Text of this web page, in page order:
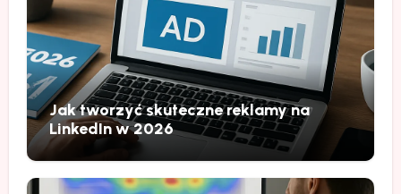
Jak tworzyć skuteczne reklamy na
LinkedIn w 2026